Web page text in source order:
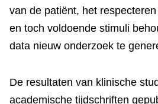
van de patiënt, het
en toch voldoende stimuli
data nieuw onderzoek te
De resultaten van klinische
academische tijdschriften